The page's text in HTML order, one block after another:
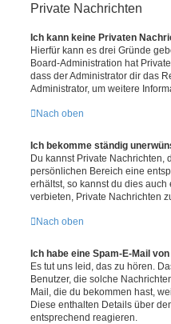
Private Nachrichten
Ich kann keine Privaten
Hierfür kann es drei Gründe
Board-Administration hat
dass der Administrator dir das
Administrator, um weitere
Nach oben
Ich bekomme ständig
Du kannst Private Nachrichten,
persönlichen Bereich eine
erhältst, so kannst du dies
verbieten, Private Nachrichten
Nach oben
Ich habe eine Spam-E-Mail
Es tut uns leid, das zu hören.
Benutzer, die solche
Mail, die du bekommen hast,
Diese enthalten Details über
entsprechend reagieren.